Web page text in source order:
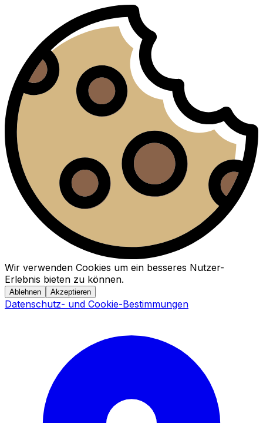
Wir verwenden Cookies um ein besseres Nutzer-
Erlebnis bieten zu können.
Ablehnen Akzeptieren
Datenschutz- und Cookie-Bestimmungen